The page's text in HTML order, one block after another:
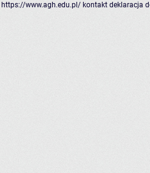
https://www.agh.edu.pl/ kontakt deklaracja